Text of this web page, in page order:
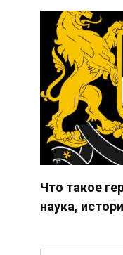
Что такое
наука,